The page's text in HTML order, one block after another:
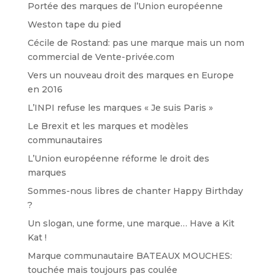
Portée des marques de l’Union européenne
Weston tape du pied
Cécile de Rostand: pas une marque mais un nom
commercial de Vente-privée.com
Vers un nouveau droit des marques en Europe
en 2016
L’INPI refuse les marques « Je suis Paris »
Le Brexit et les marques et modèles
communautaires
L’Union européenne réforme le droit des
marques
Sommes-nous libres de chanter Happy Birthday
?
Un slogan, une forme, une marque… Have a Kit
Kat !
Marque communautaire BATEAUX MOUCHES:
touchée mais toujours pas coulée